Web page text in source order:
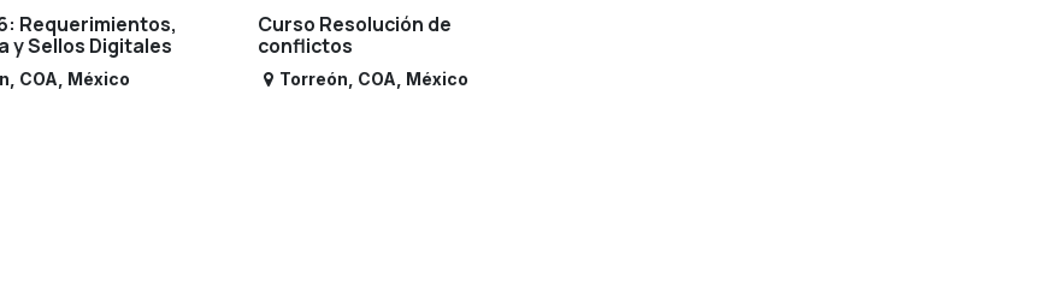
Requerimientos,
y Sellos Digitales
COA México
Curso Resolución de
conflictos
Torreón COA México